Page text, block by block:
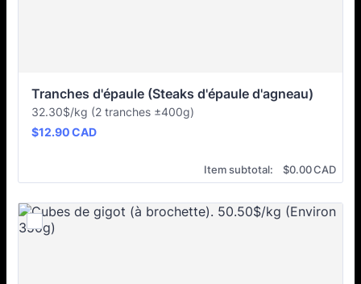
Tranches d'épaule (Steaks d'épaule d'agneau)
32.30$/kg (2 tranches ±400g)
$12.90 CAD
$12.90CAD
Item subtotal: $0.00 CAD
$0.00CAD